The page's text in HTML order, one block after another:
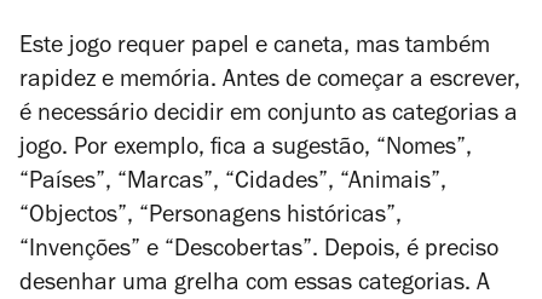
Este jogo requer papel e caneta, mas também
rapidez e memória. Antes de começar a escrever,
é necessário decidir em conjunto as categorias a
jogo. Por exemplo, fica a sugestão, “Nomes”,
“Países”, “Marcas”, “Cidades”, “Animais”,
“Objectos”, “Personagens históricas”,
“Invenções” e “Descobertas”. Depois, é preciso
desenhar uma grelha com essas categorias. A